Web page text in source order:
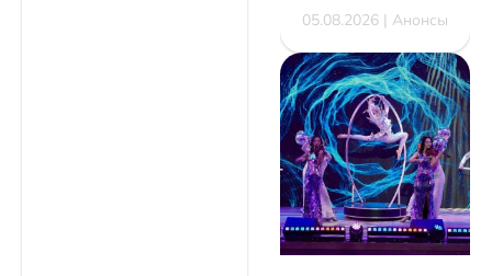
05.08.2026 | Анонсы